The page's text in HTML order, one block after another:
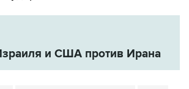
и США против Ирана
Мохаммад Багер Галибаф США